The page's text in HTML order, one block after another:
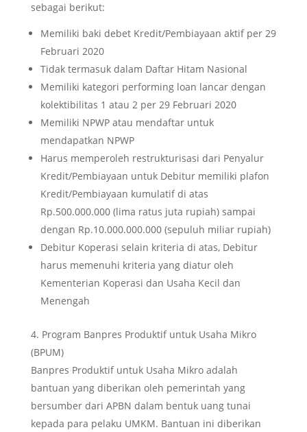
sebagai berikut:
Memiliki baki debet Kredit/Pembiayaan aktif per 29
Februari 2020
Tidak termasuk dalam Daftar Hitam Nasional
Memiliki kategori performing loan lancar dengan
kolektibilitas 1 atau 2 per 29 Februari 2020
Memiliki NPWP atau mendaftar untuk
mendapatkan NPWP
Harus memperoleh restrukturisasi dari Penyalur
Kredit/Pembiayaan untuk Debitur memiliki plafon
Kredit/Pembiayaan kumulatif di atas
Rp.500.000.000 (lima ratus juta rupiah) sampai
dengan Rp.10.000.000.000 (sepuluh miliar rupiah)
Debitur Koperasi selain kriteria di atas, Debitur
harus memenuhi kriteria yang diatur oleh
Kementerian Koperasi dan Usaha Kecil dan
Menengah
Program Banpres Produktif untuk Usaha Mikro
(BPUM)
Banpres Produktif untuk Usaha Mikro adalah
bantuan yang diberikan oleh pemerintah yang
bersumber dari APBN dalam bentuk uang tunai
kepada para pelaku UMKM. Bantuan ini diberikan